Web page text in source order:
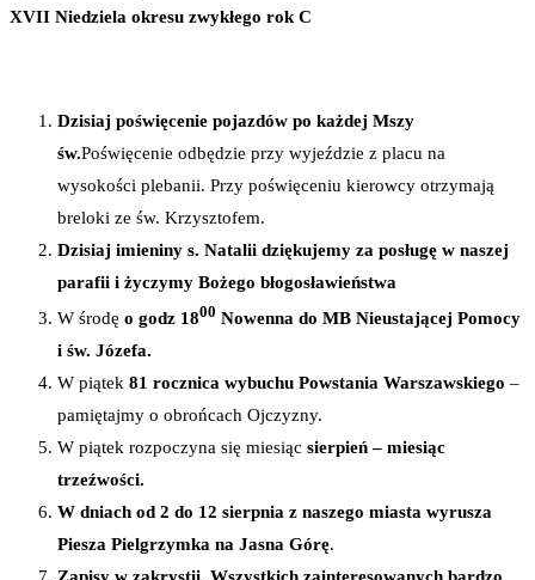
XVII Niedziela okresu zwykłego rok C
Dzisiaj poświęcenie pojazdów po każdej Mszy
św.Poświęcenie odbędzie przy wyjeździe z placu na
wysokości plebanii. Przy poświęceniu kierowcy otrzymają
breloki ze św. Krzysztofem.
Dzisiaj imieniny s. Natalii dziękujemy za posługę w naszej
parafii i życzymy Bożego błogosławieństwa
W środę o godz 1800 Nowenna do MB Nieustającej Pomocy
i św. Józefa.
W piątek 81 rocznica wybuchu Powstania Warszawskiego –
pamiętajmy o obrońcach Ojczyzny.
W piątek rozpoczyna się miesiąc sierpień – miesiąc
trzeźwości.
W dniach od 2 do 12 sierpnia z naszego miasta wyrusza
Piesza Pielgrzymka na Jasna Górę.